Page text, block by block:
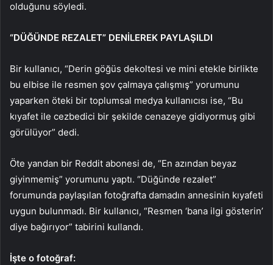
olduğunu söyledi.
“DÜĞÜNDE REZALET” DENİLEREK PAYLAŞILDI
Bir kullanıcı, “Derin göğüs dekoltesi ve mini etekle birlikte
bu elbise ile resmen şov çalmaya çalışmış” yorumunu
yaparken öteki bir toplumsal medya kullanıcısı ise, “Bu
kıyafet ile cezbedici bir şekilde cenazeye gidiyormuş gibi
görülüyor” dedi.
Öte yandan bir Reddit abonesi de, “En azından beyaz
giyinmemiş” yorumunu yaptı. “Düğünde rezalet”
forumunda paylaşılan fotoğrafta damadın annesinin kıyafeti
uygun bulunmadı. Bir kullanıcı, “Resmen ‘bana ilgi gösterin’
diye bağırıyor” tabirini kullandı.
İşte o fotoğraf: